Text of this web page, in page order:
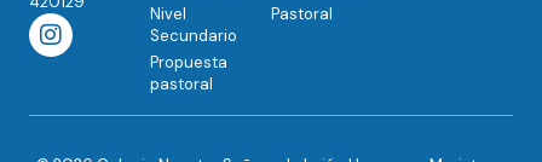
Nivel
Secundario
Propuesta
pastoral
Pastoral